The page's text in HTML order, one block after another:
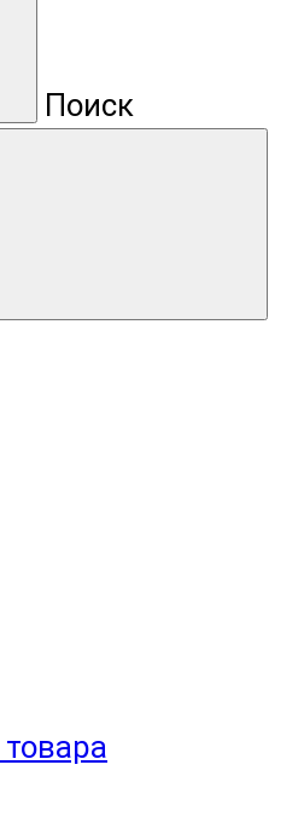
Поиск